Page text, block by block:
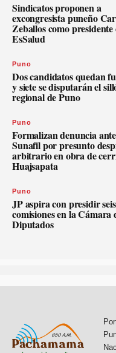
Sindicatos proponen a
excongresista puneño
Zeballos como presidente
EsSalud
Puno
Dos candidatos quedan
y siete se disputarán el
regional de Puno
Puno
Formalizan denuncia ante
Sunafil por presunto
arbitrario en obra de
Huajsapata
Puno
JP aspira con presidir seis
comisiones en la Cámara
Diputados